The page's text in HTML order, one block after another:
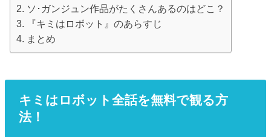
ソ･ガンジュン作品がたくさんあるのはどこ？
『キミはロボット』のあらすじ
まとめ
キミはロボット全話を無料で観る方
法！